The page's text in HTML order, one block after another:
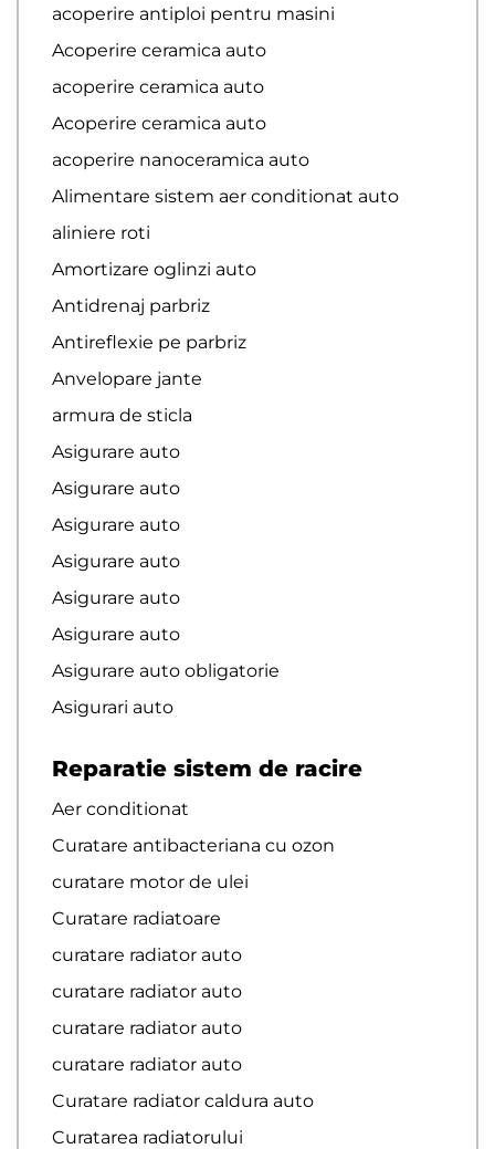
acoperire antiploi pentru masini
Acoperire ceramica auto
acoperire ceramica auto
Acoperire ceramica auto
acoperire nanoceramica auto
Alimentare sistem aer conditionat auto
aliniere roti
Amortizare oglinzi auto
Antidrenaj parbriz
Antireflexie pe parbriz
Anvelopare jante
armura de sticla
Asigurare auto
Asigurare auto
Asigurare auto
Asigurare auto
Asigurare auto
Asigurare auto
Asigurare auto obligatorie
Asigurari auto
Reparatie sistem de racire
Aer conditionat
Curatare antibacteriana cu ozon
curatare motor de ulei
Curatare radiatoare
curatare radiator auto
curatare radiator auto
curatare radiator auto
curatare radiator auto
Curatare radiator caldura auto
Curatarea radiatorului